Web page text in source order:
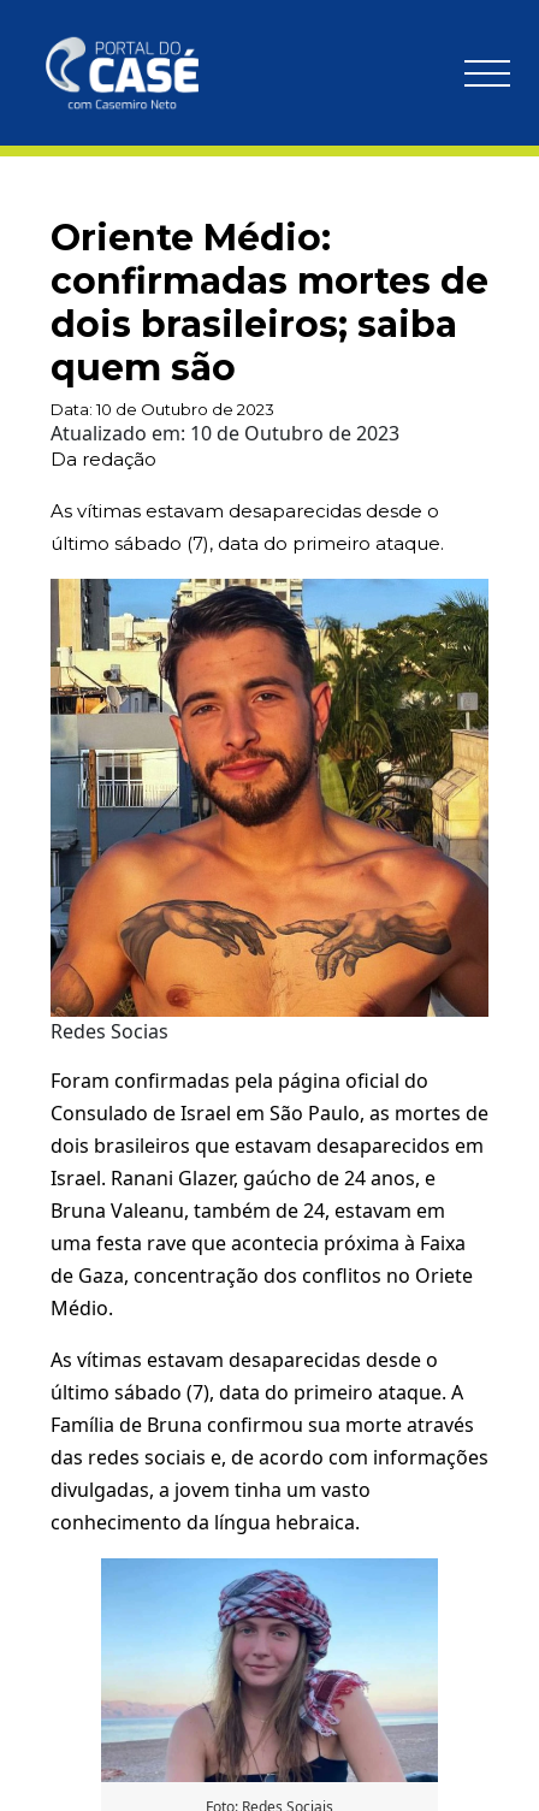
Oriente Médio:
confirmadas mortes de
dois brasileiros; saiba
quem são
Data:10 de Outubro de 2023
Atualizado em: 10 de Outubro de 2023
Da redação
As vítimas estavam desaparecidas desde o
último sábado (7), data do primeiro ataque.
Redes Socias
Foram confirmadas pela página oficial do
Consulado de Israel em São Paulo, as mortes de
dois brasileiros que estavam desaparecidos em
Israel. Ranani Glazer, gaúcho de 24 anos, e
Bruna Valeanu, também de 24, estavam em
uma festa rave que acontecia próxima à Faixa
de Gaza, concentração dos conflitos no Oriete
Médio.
As vítimas estavam desaparecidas desde o
último sábado (7), data do primeiro ataque. A
Família de Bruna confirmou sua morte através
das redes sociais e, de acordo com informações
divulgadas, a jovem tinha um vasto
conhecimento da língua hebraica.
Foto: Redes Sociais